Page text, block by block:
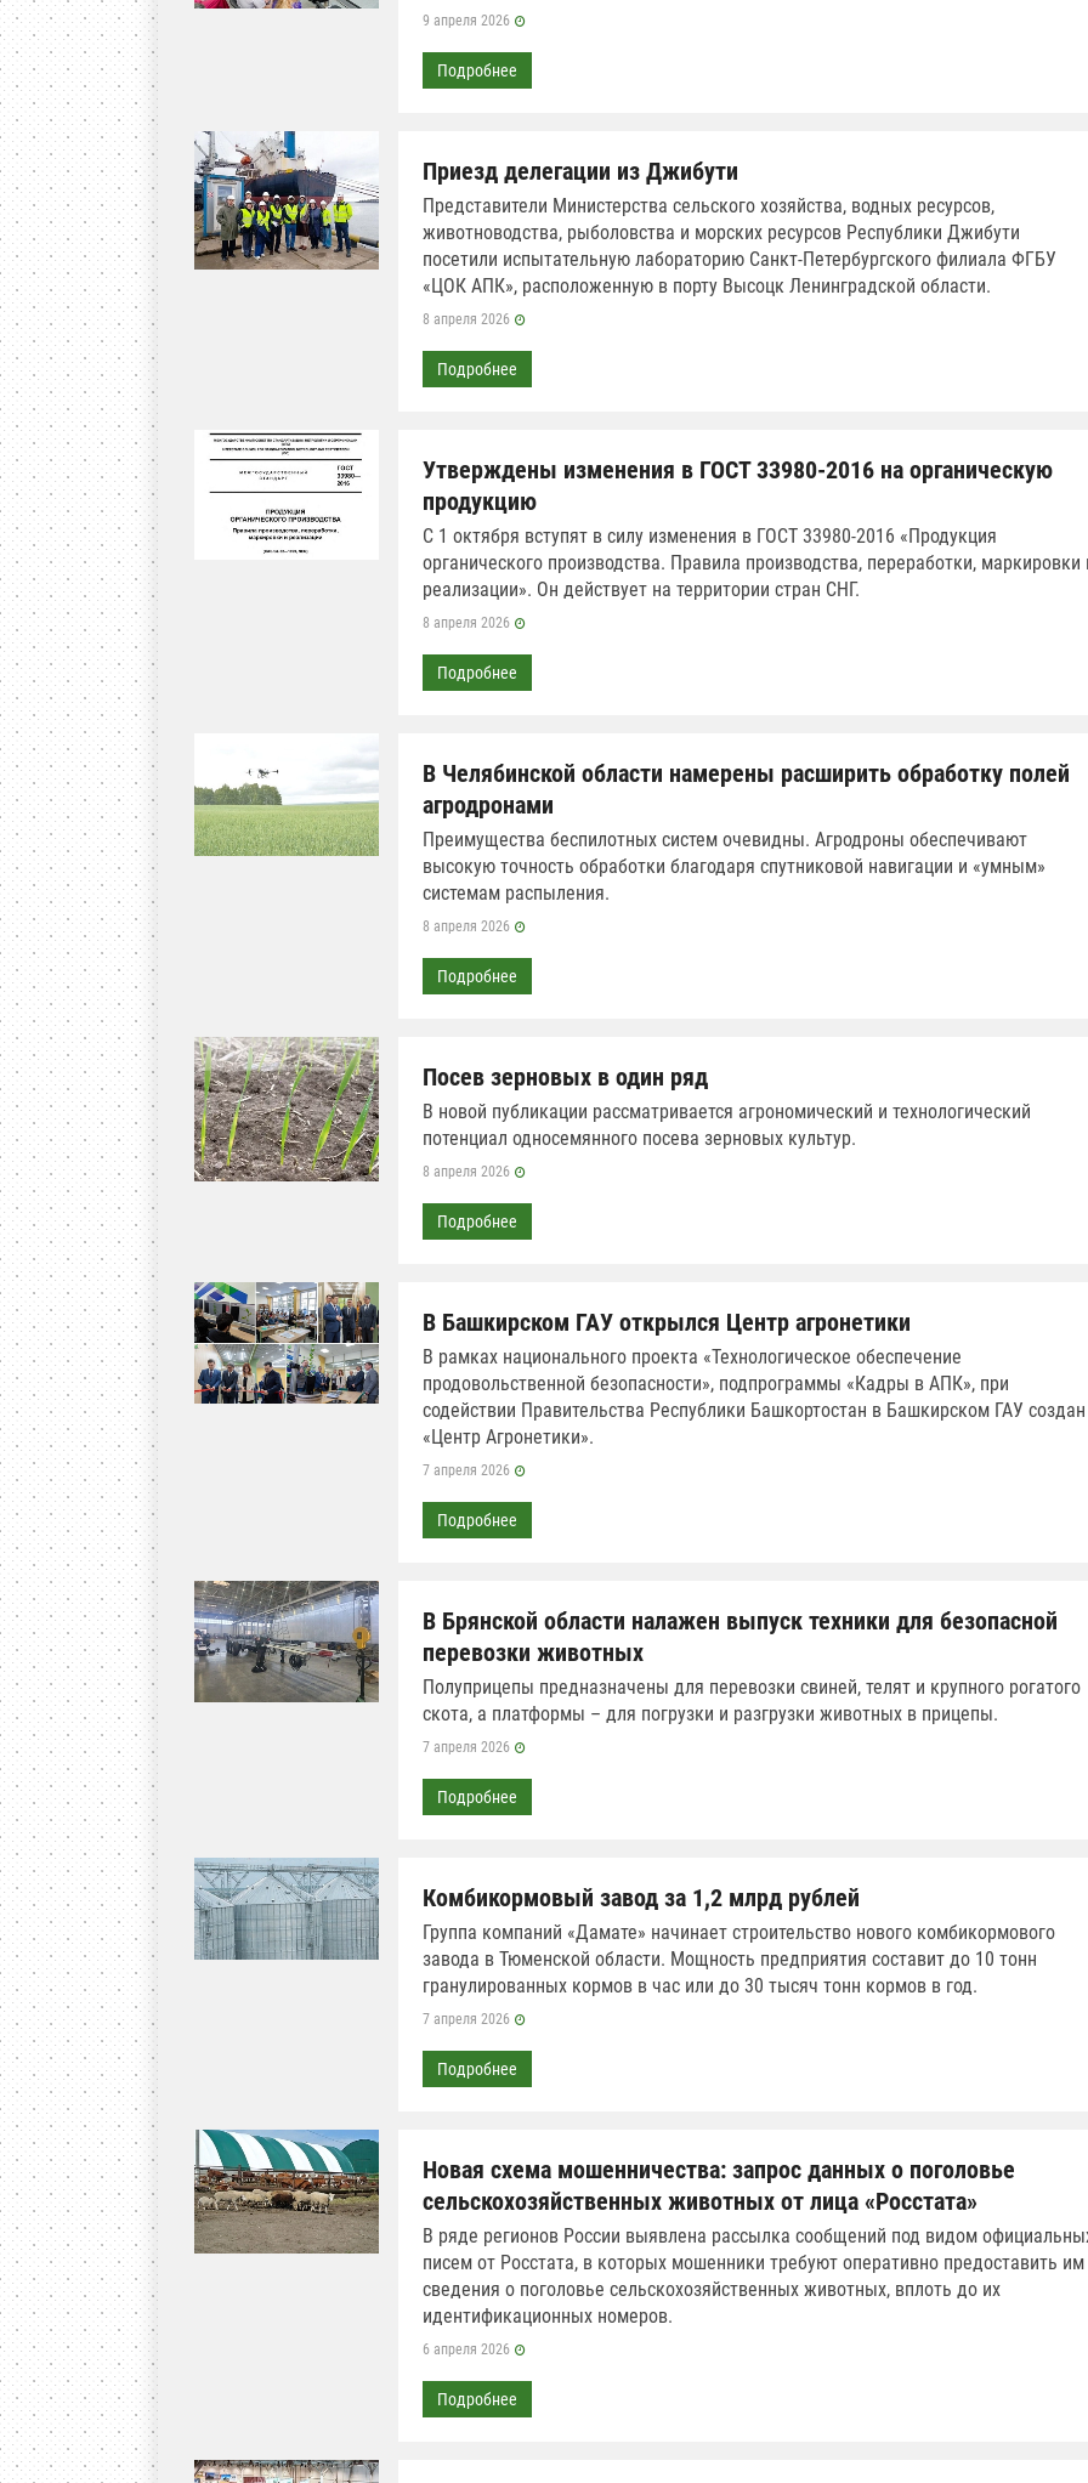
9 апреля 2026
Подробнее
Приезд делегации из Джибути
Представители Министерства сельского хозяйства, водных ресурсов,
животноводства, рыболовства и морских ресурсов Республики Джибути
посетили испытательную лабораторию Санкт-Петербургского филиала ФГБУ
«ЦОК АПК», расположенную в порту Высоцк Ленинградской области.
8 апреля 2026
Подробнее
Утверждены изменения в ГОСТ 33980-2016 на органическую
продукцию
С 1 октября вступят в силу изменения в ГОСТ 33980-2016 «Продукция
органического производства. Правила производства, переработки, маркировки
реализации». Он действует на территории стран СНГ.
8 апреля 2026
Подробнее
В Челябинской области намерены расширить обработку полей
агродронами
Преимущества беспилотных систем очевидны. Агродроны обеспечивают
высокую точность обработки благодаря спутниковой навигации и «умным»
системам распыления.
8 апреля 2026
Подробнее
Посев зерновых в один ряд
В новой публикации рассматривается агрономический и технологический
потенциал односемянного посева зерновых культур.
8 апреля 2026
Подробнее
В Башкирском ГАУ открылся Центр агронетики
В рамках национального проекта «Технологическое обеспечение
продовольственной безопасности», подпрограммы «Кадры в АПК», при
содействии Правительства Республики Башкортостан в Башкирском ГАУ создан
«Центр Агронетики».
7 апреля 2026
Подробнее
В Брянской области налажен выпуск техники для безопасной
перевозки животных
Полуприцепы предназначены для перевозки свиней, телят и крупного рогатого
скота, а платформы – для погрузки и разгрузки животных в прицепы.
7 апреля 2026
Подробнее
Комбикормовый завод за 1,2 млрд рублей
Группа компаний «Дамате» начинает строительство нового комбикормового
завода в Тюменской области. Мощность предприятия составит до 10 тонн
гранулированных кормов в час или до 30 тысяч тонн кормов в год.
7 апреля 2026
Подробнее
Новая схема мошенничества: запрос данных о поголовье
сельскохозяйственных животных от лица «Росстата»
В ряде регионов России выявлена рассылка сообщений под видом
писем от Росстата, в которых мошенники требуют оперативно предоставить им
сведения о поголовье сельскохозяйственных животных, вплоть до их
идентификационных номеров.
6 апреля 2026
Подробнее